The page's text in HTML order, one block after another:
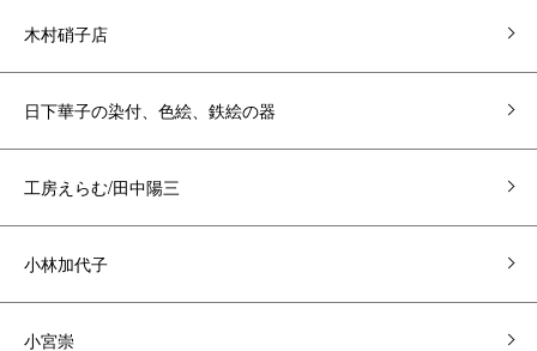
木村硝子店
日下華子の染付、色絵、鉄絵の器
工房えらむ/田中陽三
小林加代子
小宮崇